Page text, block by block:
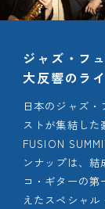
ジャズ・フ
大反響のラ
日本のジャズ
ストが集結し
FUSION
ンナップは、結
コ・ギターの
えたスペシャ